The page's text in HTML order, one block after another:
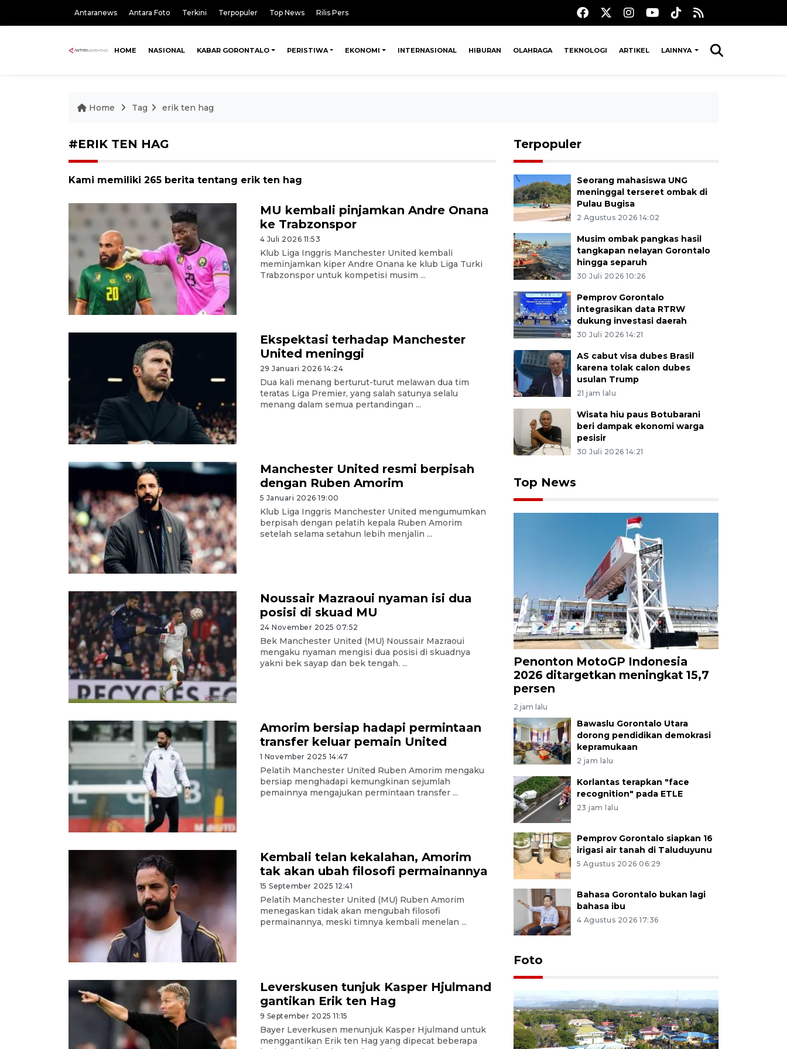
Antaranews Antara Foto Terkini Terpopuler Top News Rilis Pers
HOME NASIONAL KABAR GORONTALO PERISTIWA EKONOMI INTERNASIONAL HIBURAN OLAHRAGA TEKNOLOGI ARTIKEL LAINNYA
Home Tag erik ten hag
#ERIK TEN HAG
Kami memiliki 265 berita tentang erik ten hag
MU kembali pinjamkan Andre Onana
ke Trabzonspor
4 Juli 2026 11:53
Klub Liga Inggris Manchester United kembali
meminjamkan kiper Andre Onana ke klub Liga Turki
Trabzonspor untuk kompetisi musim ...
Ekspektasi terhadap Manchester
United meninggi
29 Januari 2026 14:24
Dua kali menang berturut-turut melawan dua tim
teratas Liga Premier, yang salah satunya selalu
menang dalam semua pertandingan ...
Manchester United resmi berpisah
dengan Ruben Amorim
5 Januari 2026 19:00
Klub Liga Inggris Manchester United mengumumkan
berpisah dengan pelatih kepala Ruben Amorim
setelah selama setahun lebih menjalin ...
Noussair Mazraoui nyaman isi dua
posisi di skuad MU
24 November 2025 07:52
Bek Manchester United (MU) Noussair Mazraoui
mengaku nyaman mengisi dua posisi di skuadnya
yakni bek sayap dan bek tengah. ...
Amorim bersiap hadapi permintaan
transfer keluar pemain United
1 November 2025 14:47
Pelatih Manchester United Ruben Amorim mengaku
bersiap menghadapi kemungkinan sejumlah
pemainnya mengajukan permintaan transfer ...
Kembali telan kekalahan, Amorim
tak akan ubah filosofi permainannya
15 September 2025 12:41
Pelatih Manchester United (MU) Ruben Amorim
menegaskan tidak akan mengubah filosofi
permainannya, meski timnya kembali menelan ...
Leverskusen tunjuk Kasper Hjulmand
gantikan Erik ten Hag
9 September 2025 11:15
Bayer Leverkusen menunjuk Kasper Hjulmand untuk
menggantikan Erik ten Hag yang dipecat beberapa
Terpopuler
Seorang mahasiswa UNG
meninggal terseret ombak di
Pulau Bugisa
2 Agustus 2026 14:02
Musim ombak pangkas hasil
tangkapan nelayan Gorontalo
hingga separuh
30 Juli 2026 10:26
Pemprov Gorontalo
integrasikan data RTRW
dukung investasi daerah
30 Juli 2026 14:21
AS cabut visa dubes Brasil
karena tolak calon dubes
usulan Trump
21 jam lalu
Wisata hiu paus Botubarani
beri dampak ekonomi warga
pesisir
30 Juli 2026 14:21
Top News
Penonton MotoGP Indonesia
2026 ditargetkan meningkat 15,7
persen
2 jam lalu
Bawaslu Gorontalo Utara
dorong pendidikan demokrasi
kepramukaan
2 jam lalu
Korlantas terapkan "face
recognition" pada ETLE
23 jam lalu
Pemprov Gorontalo siapkan 16
irigasi air tanah di Taluduyunu
5 Agustus 2026 06:29
Bahasa Gorontalo bukan lagi
bahasa ibu
4 Agustus 2026 17:36
Foto